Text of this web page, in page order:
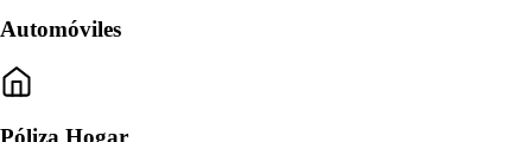
Automóviles